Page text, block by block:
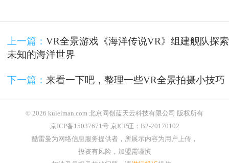
上一篇： VR全景游戏《海洋传说VR》组建舰队探索
未知的海洋世界
下一篇： 来看一下吧，整理一些VR全景拍摄小技巧
© 2026 kuleiman.com 北京同创蓝天云科技有限公司 版权所有
京ICP备15037671号 京ICP证：B2-20170102
酷雷曼为网络信息服务提供者，所展示内容为用户上传，
投资有风险，加盟需谨慎